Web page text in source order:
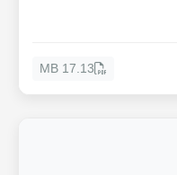
17.13 MB